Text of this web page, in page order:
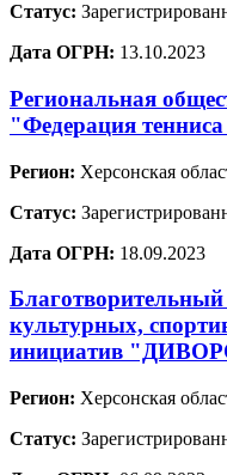
Статус:
Дата ОГРН: 13.10.2023
Региональная
"Федерация
Регион: Херсонская
Статус:
Дата ОГРН: 18.09.2023
культурных,
инициатив
Регион: Херсонская
Статус: